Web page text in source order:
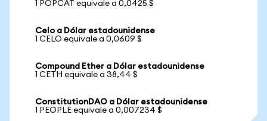
1 POPCAT equivale a 0,0425 $
Celo a Dólar estadounidense
1 CELO equivale a 0,0609 $
Compound Ether a Dólar estadounidense
1 CETH equivale a 38,44 $
ConstitutionDAO a Dólar estadounidense
1 PEOPLE equivale a 0,007234 $